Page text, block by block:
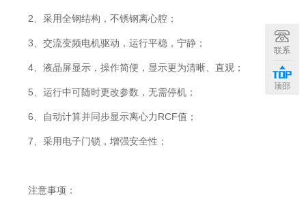
2、采用全钢结构，不锈钢离心腔；
3、交流变频电机驱动，运行平稳，宁静；
4、液晶屏显示，操作简便，显示更为清晰、直观；
5、运行中可随时更改参数，无需停机；
6、自动计算并同步显示离心力RCF值；
7、采用电子门锁，增强安全性；
注意事项：
联系
顶部